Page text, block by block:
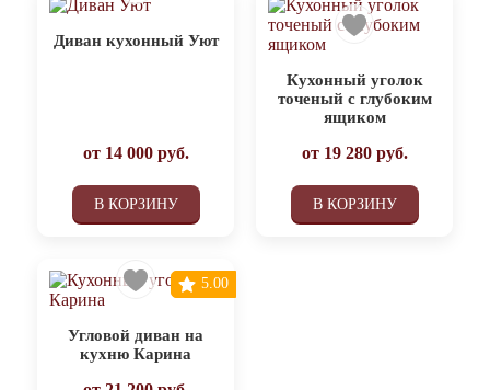
Диван кухонный Уют
от 14 000руб.
В КОРЗИНУ
Кухонный уголок
точеный с глубоким
ящиком
от 19 280руб.
В КОРЗИНУ
Угловой диван на
кухню Карина
5.00